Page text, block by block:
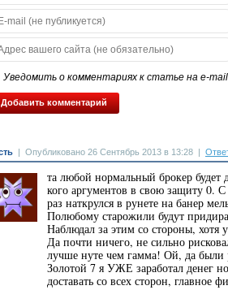
Уведомить о комментариях к статье на e-mail
Опубликовано 26 Сентябрь 2013 в 13:28
та любой нормальный брокер будет
кого аргументов в свою защиту 0.
раз наткрулся в рунете на банер
Полюбому старожили будут
Наблюдал за этим со стороны, хотя
Да почти ничего, не сильно
лучше нуте чем гамма! Ой, да были
Золотой 7 я УЖЕ заработал денег
доставать со всех сторон, главное